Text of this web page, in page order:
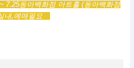
7.25동아백화점 아트홀 (동아백화점
내,예매필요